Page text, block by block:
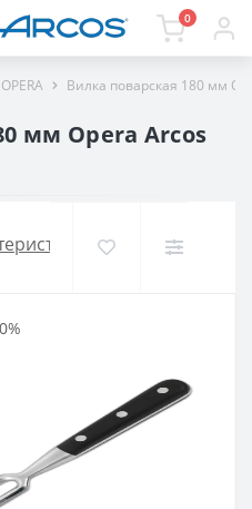
0
OPERA Вилка поварская 180 мм
мм Opera Arcos
Доставка и